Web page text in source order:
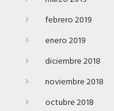
febrero 2019
enero 2019
diciembre 2018
noviembre 2018
octubre 2018